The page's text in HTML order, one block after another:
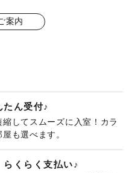
案内
たん受付♪
してスムーズに入室！カラ
も選べます。
くらく支払い♪